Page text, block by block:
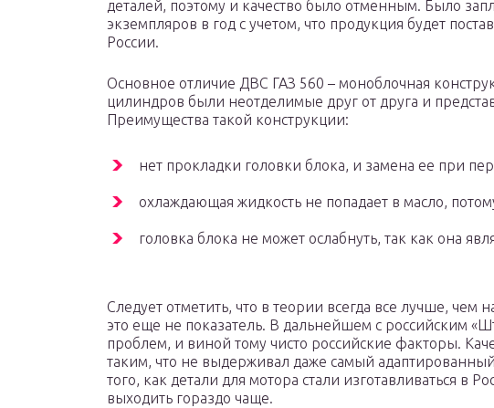
деталей, поэтому и качество было отменным. Было
экземпляров в год с учетом, что продукция будет
России.
Основное отличие ДВС ГАЗ 560 – моноблочная
цилиндров были неотделимые друг от друга и
Преимущества такой конструкции:
нет прокладки головки блока, и замена ее при
охлаждающая жидкость не попадает в масло,
головка блока не может ослабнуть, так как она
Следует отметить, что в теории всегда все лучше, чем
это еще не показатель. В дальнейшем с российским
проблем, и виной тому чисто российские факторы.
таким, что не выдерживал даже самый
того, как детали для мотора стали изготавливаться в
выходить гораздо чаще.